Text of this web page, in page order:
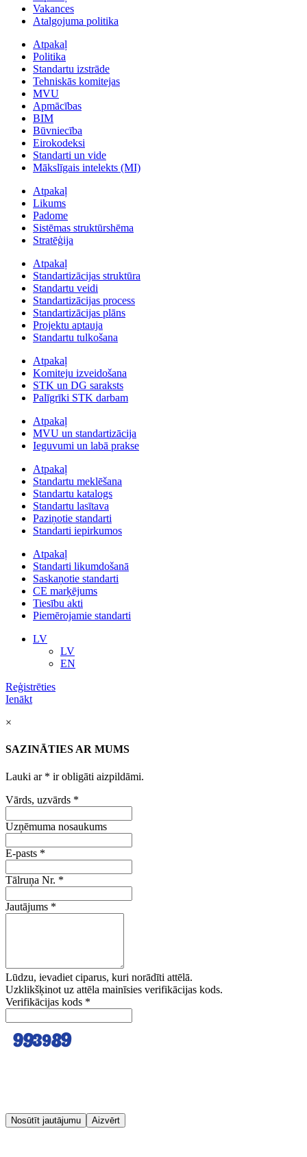
Vakances
Atalgojuma politika
Atpakaļ
Politika
Standartu izstrāde
Tehniskās komitejas
MVU
Apmācības
BIM
Būvniecība
Eirokodeksi
Standarti un vide
Mākslīgais intelekts (MI)
Atpakaļ
Likums
Padome
Sistēmas struktūrshēma
Stratēģija
Atpakaļ
Standartizācijas struktūra
Standartu veidi
Standartizācijas process
Standartizācijas plāns
Projektu aptauja
Standartu tulkošana
Atpakaļ
Komiteju izveidošana
STK un DG saraksts
Palīgrīki STK darbam
Atpakaļ
MVU un standartizācija
Ieguvumi un labā prakse
Atpakaļ
Standartu meklēšana
Standartu katalogs
Standartu lasītava
Paziņotie standarti
Standarti iepirkumos
Atpakaļ
Standarti likumdošanā
Saskaņotie standarti
CE marķējums
Tiesību akti
Piemērojamie standarti
LV
LV
EN
Reģistrēties
Ienākt
×
SAZINĀTIES AR MUMS
Lauki ar * ir obligāti aizpildāmi.
Vārds, uzvārds *
Uzņēmuma nosaukums
E-pasts *
Tālruņa Nr. *
Jautājums *
Lūdzu, ievadiet ciparus, kuri norādīti attēlā.
Uzklikšķinot uz attēla mainīsies verifikācijas kods.
Verifikācijas kods *
Nosūtīt jautājumu Aizvērt